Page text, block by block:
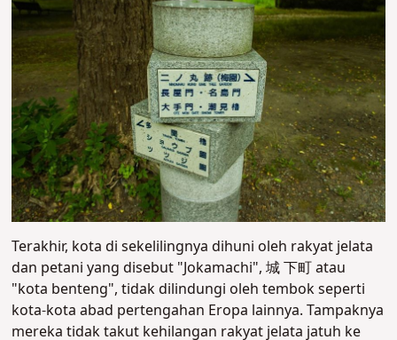
Terakhir, kota di sekelilingnya dihuni oleh rakyat jelata
dan petani yang disebut "Jokamachi", 城 下町 atau
"kota benteng", tidak dilindungi oleh tembok seperti
kota-kota abad pertengahan Eropa lainnya. Tampaknya
mereka tidak takut kehilangan rakyat jelata jatuh ke